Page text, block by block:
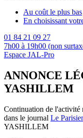
Au coût le plus bas
En choisissant
01 84 21 09 27
7h00 à 19h00 (non
Espace JAL-Pro
ANNONCE
YASHILLEM
Continuation de l'activité
dans le journal Le
YASHILLEM